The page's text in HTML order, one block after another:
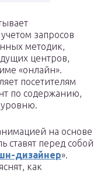
запросов
методик,
центров,
«онлайн».
посетителям
по содержанию,
на основе
ставят перед собой
дизайнер».
как